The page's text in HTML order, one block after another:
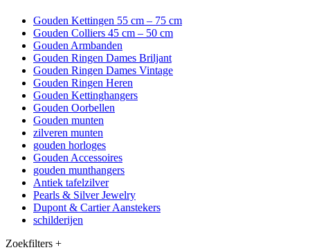
Gouden Kettingen 55 cm – 75 cm
Gouden Colliers 45 cm – 50 cm
Gouden Armbanden
Gouden Ringen Dames Briljant
Gouden Ringen Dames Vintage
Gouden Ringen Heren
Gouden Kettinghangers
Gouden Oorbellen
Gouden munten
zilveren munten
gouden horloges
Gouden Accessoires
gouden munthangers
Antiek tafelzilver
Pearls & Silver Jewelry
Dupont & Cartier Aanstekers
schilderijen
Zoekfilters +